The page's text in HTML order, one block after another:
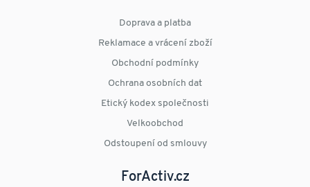
Doprava a platba
Reklamace a vrácení zboží
Obchodní podmínky
Ochrana osobních dat
Etický kodex společnosti
Velkoobchod
Odstoupení od smlouvy
ForActiv.cz